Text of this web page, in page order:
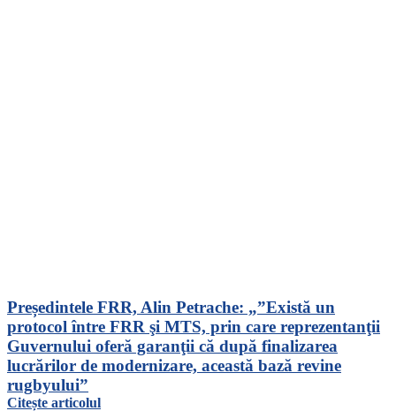
Președintele FRR, Alin Petrache: „”Există un
protocol între FRR şi MTS, prin care reprezentanţii
Guvernului oferă garanţii că după finalizarea
lucrărilor de modernizare, această bază revine
rugbyului”
Citește articolul